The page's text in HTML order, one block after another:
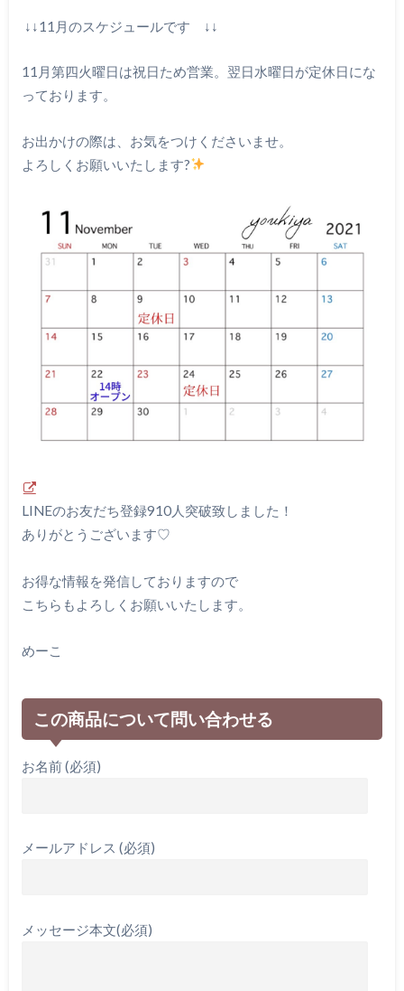
↓↓11月のスケジュールです ↓↓
11月第四火曜日は祝日ため営業。翌日水曜日が定休日にな
っております。
お出かけの際は、お気をつけくださいませ。
よろしくお願いいたします?
LINEのお友だち登録910人突破致しました！
ありがとうございます♡
お得な情報を発信しておりますので
こちらもよろしくお願いいたします。
めーこ
この商品について問い合わせる
お名前 (必須)
メールアドレス (必須)
メッセージ本文(必須)